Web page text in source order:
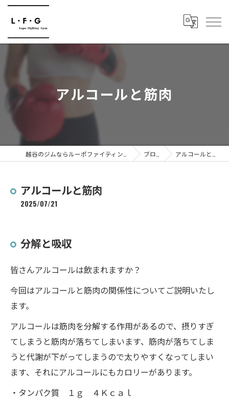
アルコールと筋肉
ブログ アルコールと筋肉
アルコールと筋肉
2025/07/21
分解と吸収
皆さんアルコールは飲まれますか？
今回はアルコールと筋肉の関係性についてご説明いたし
ます。
アルコールは筋肉を分解する作用があるので、摂りすぎ
てしまうと筋肉が落ちてしまいます、筋肉が落ちてしま
うと代謝が下がってしまうので太りやすくなってしまい
ます、それにアルコールにもカロリーがあります。
・タンパク質 １ｇ ４Ｋｃａｌ